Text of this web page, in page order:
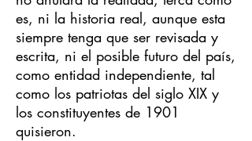
es, ni la historia real, aunque esta
siempre tenga que ser revisada y
escrita, ni el posible futuro del país,
como entidad independiente, tal
como los patriotas del siglo XIX y
los constituyentes de 1901
quisieron.